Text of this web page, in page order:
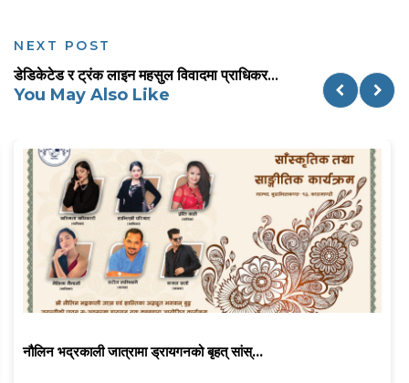
NEXT POST
डेडिकेटेड र ट्रंक लाइन महसुल विवादमा प्राधिकर...
You May Also Like
नौलिन भद्रकाली जात्रामा ड्रायगनको बृहत् सांस्...